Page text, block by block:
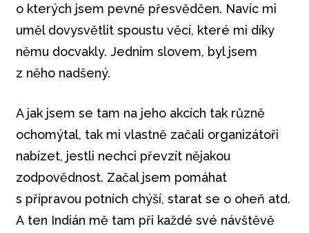
o kterých jsem pevně přesvědčen. Navíc mi
uměl dovysvětlit spoustu věcí, které mi díky
němu docvakly. Jedním slovem, byl jsem
z něho nadšený.
A jak jsem se tam na jeho akcích tak různě
ochomýtal, tak mi vlastně začali organizátoři
nabízet, jestli nechci převzít nějakou
zodpovědnost. Začal jsem pomáhat
s přípravou potních chýší, starat se o oheň atd.
A ten Indián mě tam při každé své návštěvě